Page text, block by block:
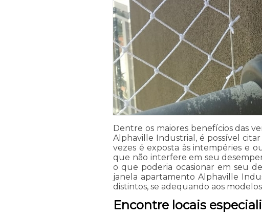
Dentre os maiores benefícios das
Alphaville Industrial, é possível
vezes é exposta às intempéries e
que não interfere em seu
o que poderia ocasionar em seu
janela apartamento Alphaville
distintos, se adequando aos
Encontre locais